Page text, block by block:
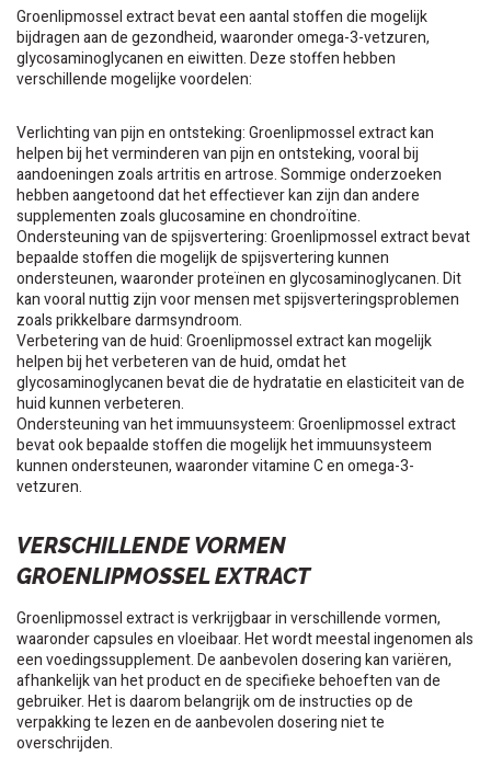
Groenlipmossel extract bevat een aantal stoffen die mogelijk
bijdragen aan de gezondheid, waaronder omega-3-vetzuren,
glycosaminoglycanen en eiwitten. Deze stoffen hebben
verschillende mogelijke voordelen:
Verlichting van pijn en ontsteking: Groenlipmossel extract kan
helpen bij het verminderen van pijn en ontsteking, vooral bij
aandoeningen zoals artritis en artrose. Sommige onderzoeken
hebben aangetoond dat het effectiever kan zijn dan andere
supplementen zoals glucosamine en chondroïtine.
Ondersteuning van de spijsvertering: Groenlipmossel extract bevat
bepaalde stoffen die mogelijk de spijsvertering kunnen
ondersteunen, waaronder proteïnen en glycosaminoglycanen. Dit
kan vooral nuttig zijn voor mensen met spijsverteringsproblemen
zoals prikkelbare darmsyndroom.
Verbetering van de huid: Groenlipmossel extract kan mogelijk
helpen bij het verbeteren van de huid, omdat het
glycosaminoglycanen bevat die de hydratatie en elasticiteit van de
huid kunnen verbeteren.
Ondersteuning van het immuunsysteem: Groenlipmossel extract
bevat ook bepaalde stoffen die mogelijk het immuunsysteem
kunnen ondersteunen, waaronder vitamine C en omega-3-
vetzuren.
VERSCHILLENDE VORMEN
GROENLIPMOSSEL EXTRACT
Groenlipmossel extract is verkrijgbaar in verschillende vormen,
waaronder capsules en vloeibaar. Het wordt meestal ingenomen als
een voedingssupplement. De aanbevolen dosering kan variëren,
afhankelijk van het product en de specifieke behoeften van de
gebruiker. Het is daarom belangrijk om de instructies op de
verpakking te lezen en de aanbevolen dosering niet te
overschrijden.